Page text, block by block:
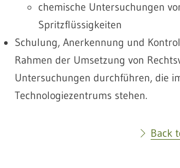
chemische Untersuchungen
Spritzflüssigkeiten
Schulung, Anerkennung und
Rahmen der Umsetzung von
Untersuchungen durchführen, die
Technologiezentrums stehen.
Back